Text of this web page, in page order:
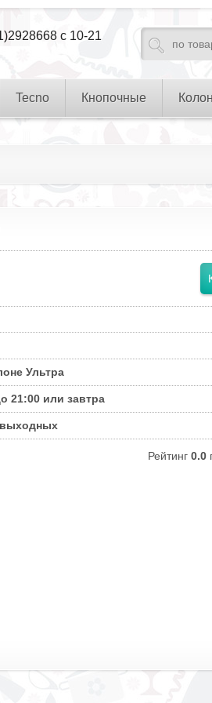
с 10-21
Tecno Кнопочные
Ультра
21:00 или завтра
выходных
Рейтинг 0.0